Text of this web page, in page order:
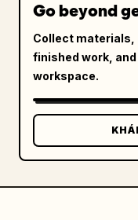
    "bottom_navigation_bar": {
        "朋友 (với huy hiệu đỏ '2')",
        "nút cộng trung tâm trong hình vuông
bo góc",
        "消息 (với huy hiệu đỏ '5')",
        "我"
Go beyond
Collect materials,
finished work,
workspace.